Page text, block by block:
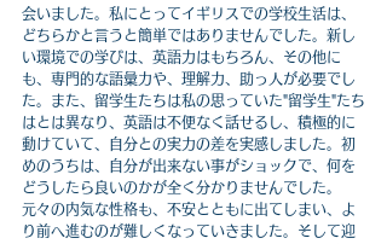
会いました。私にとってイギリスでの学校生活は、
どちらかと言うと簡単ではありませんでした。新し
い環境での学びは、英語力はもちろん、その他に
も、専門的な語彙力や、理解力、助っ人が必要でし
た。また、留学生たちは私の思っていた"留学生"たち
はとは異なり、英語は不便なく話せるし、積極的に
動けていて、自分との実力の差を実感しました。初
めのうちは、自分が出来ない事がショックで、何を
どうしたら良いのかが全く分かりませんでした。
元々の内気な性格も、不安とともに出てしまい、よ
り前へ進むのが難しくなっていきました。そして迎